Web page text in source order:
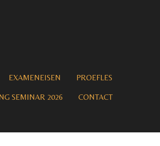
EXAMENEISEN PROEFLES
SEMINAR 2026 CONTACT